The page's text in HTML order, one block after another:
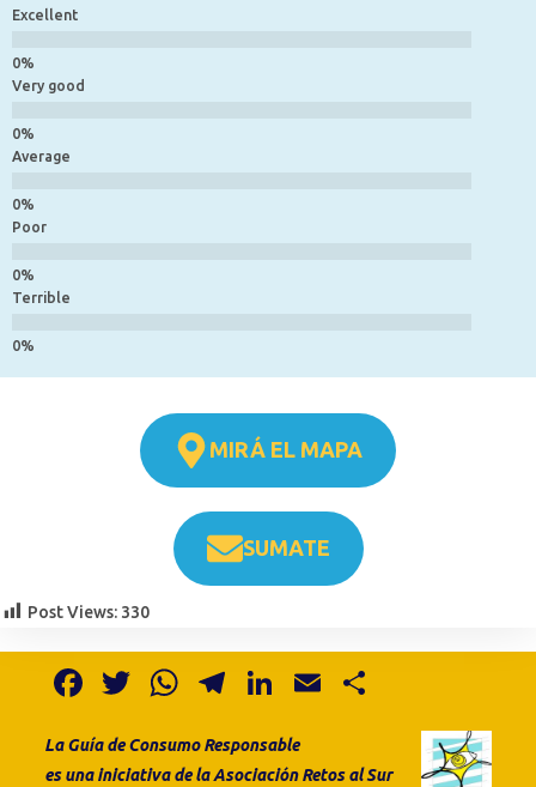
Excellent
Very good
Average
Poor
Terrible
MIRÁ EL MAPA
SUMATE
Post Views: 330
F
c
T
it
W
at
T
e
Li
k
E
ar
La Guía de ConsumoResponsable
esunainiciativa de laAsociación Retos al Sur